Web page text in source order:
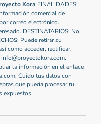
Kora FINALIDADES:
comercial de
correo electrónico.
DESTINATARIOS: No
Puede retirar su
como acceder, rectificar,
la información en el enlace
Cuido tus datos con
que pueda procesar tu
expuestos.